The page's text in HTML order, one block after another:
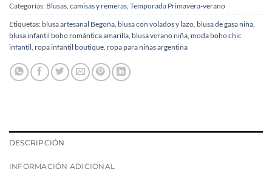
Categorías: Blusas, camisas y remeras Temporada Primavera-verano
Etiquetas: blusa artesanal Begoña blusa con volados y lazo blusa de gasa niña
blusa infantil boho romántica amarilla blusa verano niña moda boho chic
infantil ropa infantil boutique ropa para niñas argentina
DESCRIPCIÓN
INFORMACIÓN ADICIONAL